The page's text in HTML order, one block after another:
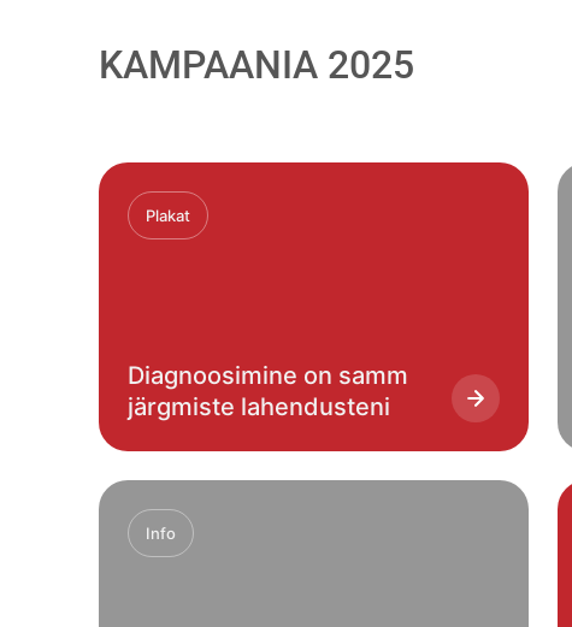
KAMPAANIA 2025
Plakat
Diagnoosimine on samm
järgmiste lahendusteni
Info